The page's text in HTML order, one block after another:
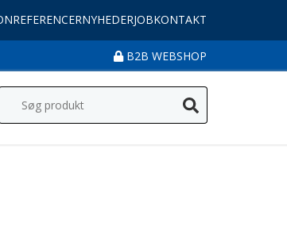
REFERENCERNYHEDERJOBKONTAKT
B2B WEBSHOP